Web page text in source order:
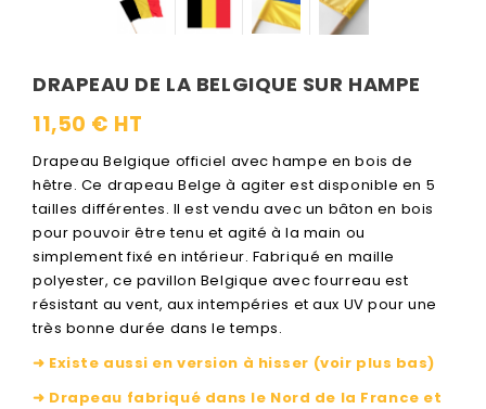
DRAPEAU DE LA BELGIQUE SUR HAMPE
11,50 € HT
Drapeau Belgique officiel avec hampe en bois de
hêtre. Ce drapeau Belge à agiter est disponible en 5
tailles différentes. Il est vendu avec un bâton en bois
pour pouvoir être tenu et agité à la main ou
simplement fixé en intérieur. Fabriqué en maille
polyester, ce pavillon Belgique avec fourreau est
résistant au vent, aux intempéries et aux UV pour une
très bonne durée dans le temps.
➜ Existe aussi en version à hisser (voir plus bas)
➜ Drapeau fabriqué dans le Nord de la France et